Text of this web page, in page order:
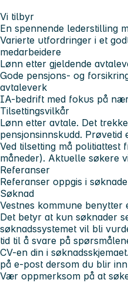
Vi tilbyr
En spennende lederstilling
Varierte utfordringer i et
medarbeidere
Lønn etter gjeldende
Gode pensjons- og
avtaleverk
IA-bedrift med fokus på
Tilsettingsvilkår
Lønn etter avtale. Det
pensjonsinnskudd. Prøvetid
Ved tilsetting må politiattest
måneder). Aktuelle søkere
Referanser
Referanser oppgis i
Søknad
Vestnes kommune benytter
Det betyr at kun søknader
søknadssystemet vil bli
tid til å svare på
CV-en din i
på e-post dersom du blir
Vær oppmerksom på at